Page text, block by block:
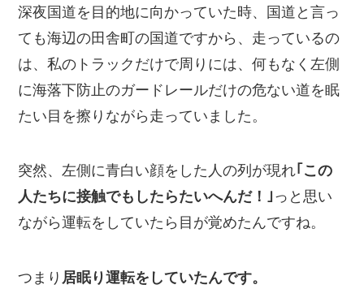
深夜国道を目的地に向かっていた時、国道と言っ
ても海辺の田舎町の国道ですから、走っているの
は、私のトラックだけで周りには、何もなく左側
に海落下防止のガードレールだけの危ない道を眠
たい目を擦りながら走っていました。
突然、左側に青白い顔をした人の列が現れ｢この
人たちに接触でもしたらたいへんだ！｣ っと思い
ながら運転をしていたら目が覚めたんですね。
つまり 居眠り運転をしていたんです。